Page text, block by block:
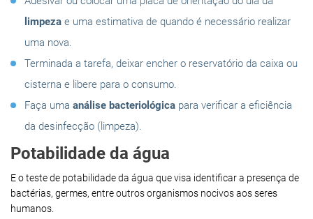
limpeza e uma estimativa de quando é necessário realizar
uma nova.
Terminada a tarefa, deixar encher o reservatório da caixa ou
cisterna e libere para o consumo.
Faça uma análise bacteriológica para verificar a eficiência
da desinfecção (limpeza).
Potabilidade da água
E o teste de potabilidade da água que visa identificar a presença de
bactérias, germes, entre outros organismos nocivos aos seres
humanos.